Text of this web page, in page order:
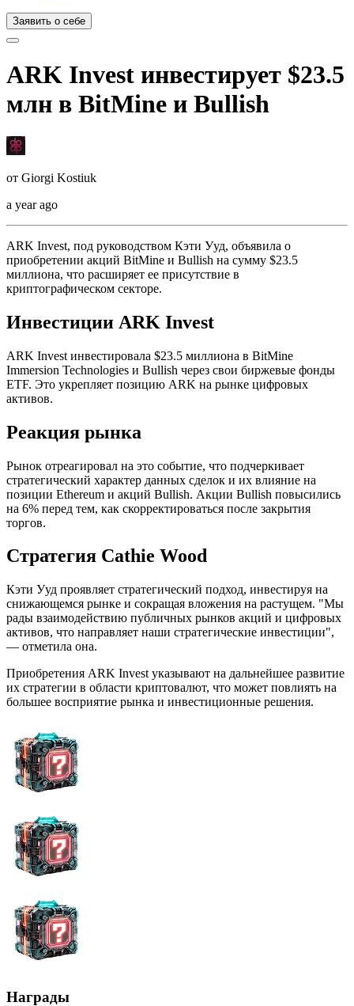
Заявить о себе
ARK Invest инвестирует $23.5
млн в BitMine и Bullish
от Giorgi Kostiuk
a year ago
ARK Invest, под руководством Кэти Ууд, объявила о
приобретении акций BitMine и Bullish на сумму $23.5
миллиона, что расширяет ее присутствие в
криптографическом секторе.
Инвестиции ARK Invest
ARK Invest инвестировала $23.5 миллиона в BitMine
Immersion Technologies и Bullish через свои биржевые фонды
ETF. Это укрепляет позицию ARK на рынке цифровых
активов.
Реакция рынка
Рынок отреагировал на это событие, что подчеркивает
стратегический характер данных сделок и их влияние на
позиции Ethereum и акций Bullish. Акции Bullish повысились
на 6% перед тем, как скорректироваться после закрытия
торгов.
Стратегия Cathie Wood
Кэти Ууд проявляет стратегический подход, инвестируя на
снижающемся рынке и сокращая вложения на растущем. "Мы
рады взаимодействию публичных рынков акций и цифровых
активов, что направляет наши стратегические инвестиции",
— отметила она.
Приобретения ARK Invest указывают на дальнейшее развитие
их стратегии в области криптовалют, что может повлиять на
большее восприятие рынка и инвестиционные решения.
Награды